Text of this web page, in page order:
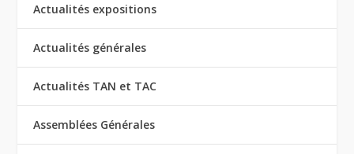
Actualités expositions
Actualités générales
Actualités TAN et TAC
Assemblées Générales